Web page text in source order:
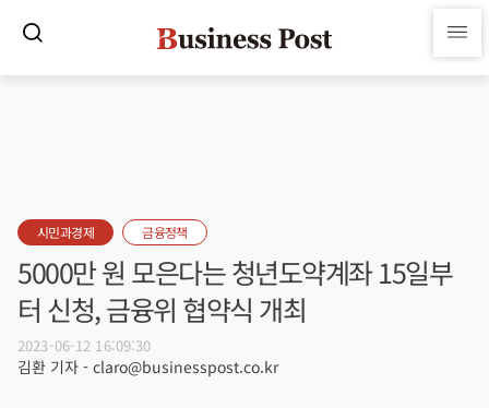
시민과경제 금융정책
5000만 원 모은다는 청년도약계좌 15일부
터 신청, 금융위 협약식 개최
2023-06-12 16:09:30
김환 기자 - claro@businesspost.co.kr